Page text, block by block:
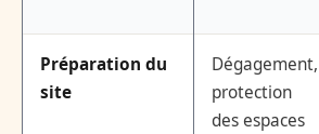
Préparation du
site
Dégagement,
protection
des espaces